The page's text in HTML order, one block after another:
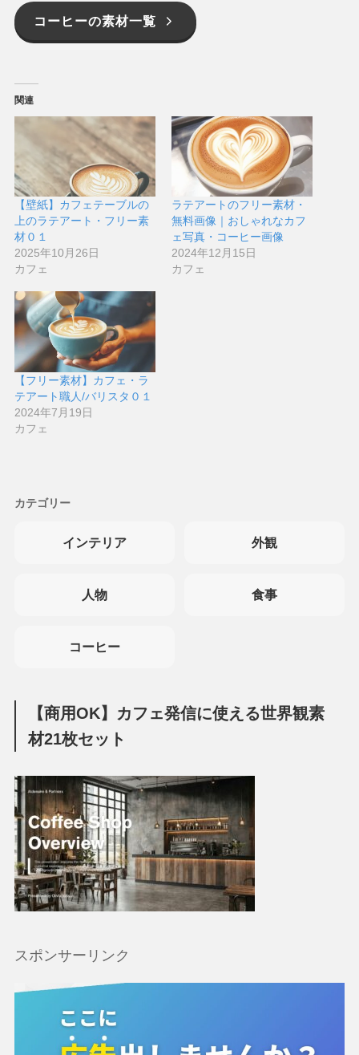
コーヒーの素材一覧
関連
【壁紙】カフェテーブルの
上のラテアート・フリー素
材０１
2025年10月26日
カフェ
ラテアートのフリー素材・
無料画像｜おしゃれなカフ
ェ写真・コーヒー画像
2024年12月15日
カフェ
【フリー素材】カフェ・ラ
テアート職人/バリスタ０１
2024年7月19日
カフェ
カテゴリー
インテリア 外観
人物 食事
コーヒー
【商用OK】カフェ発信に使える世界観素
材21枚セット
スポンサーリンク